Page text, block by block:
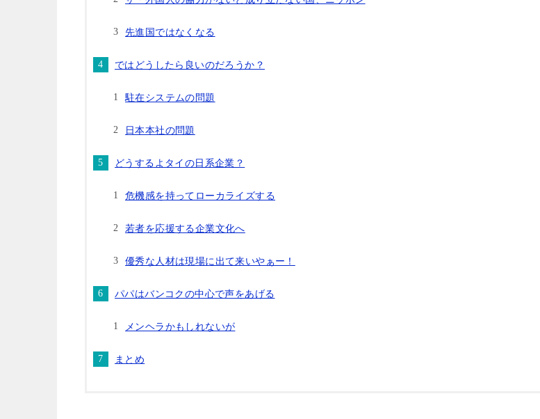
先進国ではなくなる
ではどうしたら良いのだろうか？
駐在システムの問題
日本本社の問題
どうするよタイの日系企業？
危機感を持ってローカライズする
若者を応援する企業文化へ
優秀な人材は現場に出て来いやぁー！
パパはバンコクの中心で声をあげる
メンヘラかもしれないが
まとめ